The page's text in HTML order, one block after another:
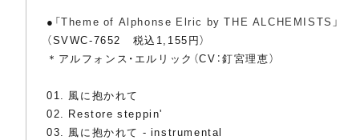
● 「Theme of Alphonse Elric by THE ALCHEMISTS」
（SVWC-7652 税込1,155円）
＊アルフォンス・エルリック（CV：釘宮理恵）
01. 風に抱かれて
02. Restore steppin'
03. 風に抱かれて - instrumental